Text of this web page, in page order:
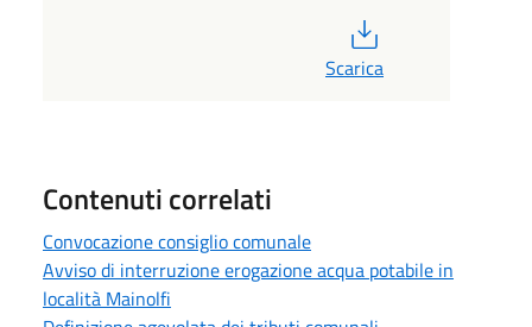
Scarica
Contenuti correlati
Convocazione consiglio comunale
Avviso di interruzione erogazione acqua potabile in
località Mainolfi